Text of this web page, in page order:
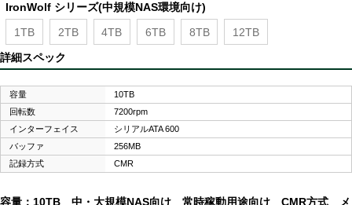
IronWolf シリーズ(中規模NAS環境向け)
1TB
2TB 4TB 6TB 8TB
12TB
詳細スペック
容量
10TB
回転数
7200rpm
インターフェイス
シリアルATA 600
バッファ
256MB
記録方式
CMR
容量：10TB 中・大規模NAS向け 常時稼動用途向け CMR方式 メ